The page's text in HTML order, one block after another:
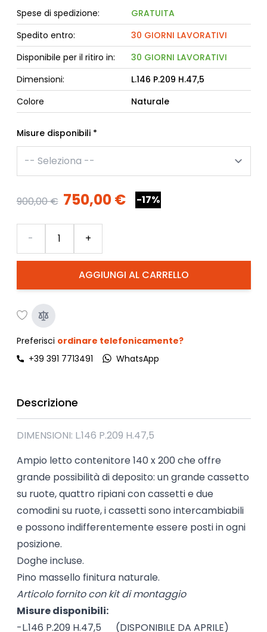
Spese di spedizione:
GRATUITA
Spedito entro:
30 GIORNI LAVORATIVI
Disponibile per il ritiro in:
30 GIORNI LAVORATIVI
Dimensioni:
L.146 P.209 H.47,5
Colore
Naturale
Misure disponibili *
900,00 € 750,00 € -17%
AGGIUNGI AL CARRELLO
- +
Preferisci ordinare telefonicamente?
+39 391 7713491
WhatsApp
Descrizione
DIMENSIONI: L.146 P.209 H.47,5
Ampio letto contenitore 140 x 200 che offre
grande possibilità di deposito: un grande cassetto
su ruote, quattro ripiani con cassetti e due
comodini su ruote, i cassetti sono intercambiabili
e possono indifferentemente essere posti in ogni
posizione.
Doghe incluse.
Pino massello finitura naturale.
Articolo fornito con kit di montaggio
Misure disponibili:
-L.146 P.209 H.47,5 (DISPONIBILE DA APRILE)